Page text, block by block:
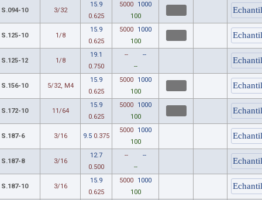
S.094-10 3/32
15.9
0.625
5000
1000
100
S.125-10 1/8
15.9
0.625
5000
1000
100
S.125-12 1/8
19.1
0.750
--
--
--
S.156-10 5/32, M4
15.9
0.625
5000
1000
100
S.172-10 11/64
15.9
0.625
5000
1000
100
S.187-6 3/16 9.5 0.375
5000
1000
100
S.187-8 3/16
12.7
0.500
--
--
--
S.187-10 3/16
15.9
0.625
5000
1000
100